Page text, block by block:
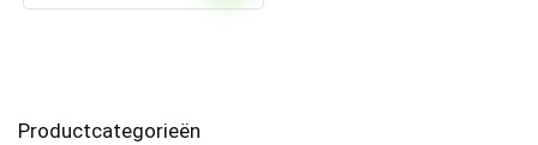
Productcategorieën